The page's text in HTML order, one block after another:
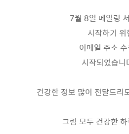
7월 8일 메일링
시작하기 위
이메일 주소
시작되었습니
건강한 정보 많이 전달드리
그럼 모두 건강한